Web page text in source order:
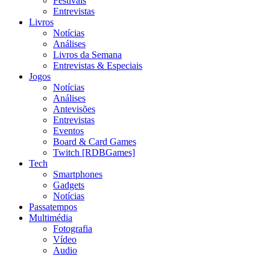
Entrevistas
Livros
Notícias
Análises
Livros da Semana
Entrevistas & Especiais
Jogos
Notícias
Análises
Antevisões
Entrevistas
Eventos
Board & Card Games
Twitch [RDBGames]
Tech
Smartphones
Gadgets
Notícias
Passatempos
Multimédia
Fotografia
Vídeo
Audio